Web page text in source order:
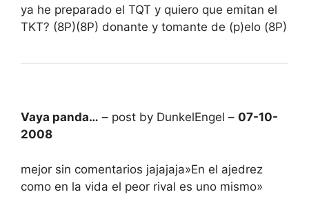
ya he preparado el TQT y quiero que emitan el
TKT? (8P)(8P) donante y tomante de (p)elo (8P)
Vaya panda… – post by DunkelEngel – 07-10-
2008
mejor sin comentarios jajajaja»En el ajedrez
como en la vida el peor rival es uno mismo»